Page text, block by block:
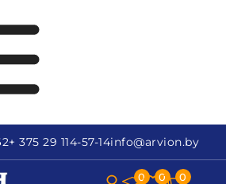
+ 375 29 114-57-14info@arvion.by
0 0 0